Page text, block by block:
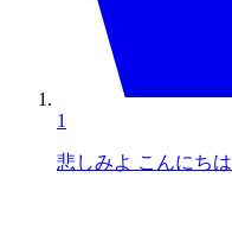
1
悲しみよ こんにちは